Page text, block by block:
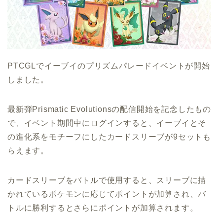
PTCGLでイーブイのプリズムパレードイベントが開始
しました。
最新弾Prismatic Evolutionsの配信開始を記念したもの
で、イベント期間中にログインすると、イーブイとそ
の進化系をモチーフにしたカードスリーブが9セットも
らえます。
カードスリーブをバトルで使用すると、スリーブに描
かれているポケモンに応じてポイントが加算され、バ
トルに勝利するとさらにポイントが加算されます。